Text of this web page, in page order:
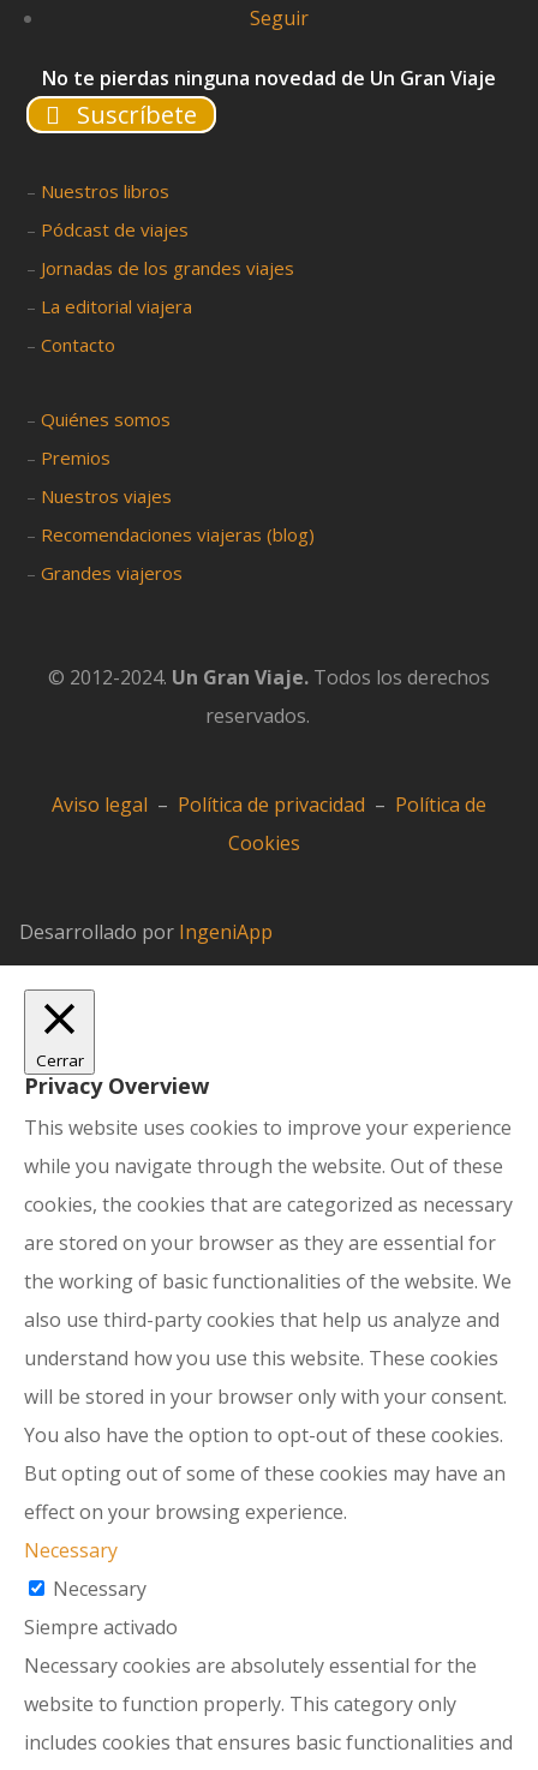
Seguir
No te pierdas ninguna novedad de Un Gran Viaje
Suscríbete
– Nuestros libros
– Pódcast de viajes
– Jornadas de los grandes viajes
– La editorial viajera
–Contacto
–Quiénes somos
– Premios
– Nuestros viajes
– Recomendaciones viajeras (blog)
–Grandes viajeros
© 2012-2024. Un Gran Viaje. Todos los derechos
reservados.
Aviso legal – Política de privacidad – Política de
Cookies
Desarrollado por IngeniApp
Cerrar
Privacy Overview
This website uses cookies to improve your experience
while you navigate through the website. Out of these
cookies, the cookies that are categorized as necessary
are stored on your browser as they are essential for
the working of basic functionalities of the website. We
also use third-party cookies that help us analyze and
understand how you use this website. These cookies
will be stored in your browser only with your consent.
You also have the option to opt-out of these cookies.
But opting out of some of these cookies may have an
effect on your browsing experience.
Necessary
Necessary
Siempre activado
Necessary cookies are absolutely essential for the
website to function properly. This category only
includes cookies that ensures basic functionalities and